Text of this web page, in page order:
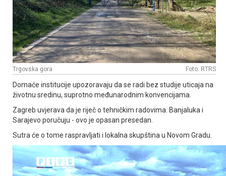
Trgovska gora Foto: RTRS
Domaće institucije upozoravaju da se radi bez studije uticaja na
životnu sredinu, suprotno međunarodnim konvencijama.
Zagreb uvjerava da je riječ o tehničkim radovima. Banjaluka i
Sarajevo poručuju - ovo je opasan presedan.
Sutra će o tome raspravljati i lokalna skupština u Novom Gradu.